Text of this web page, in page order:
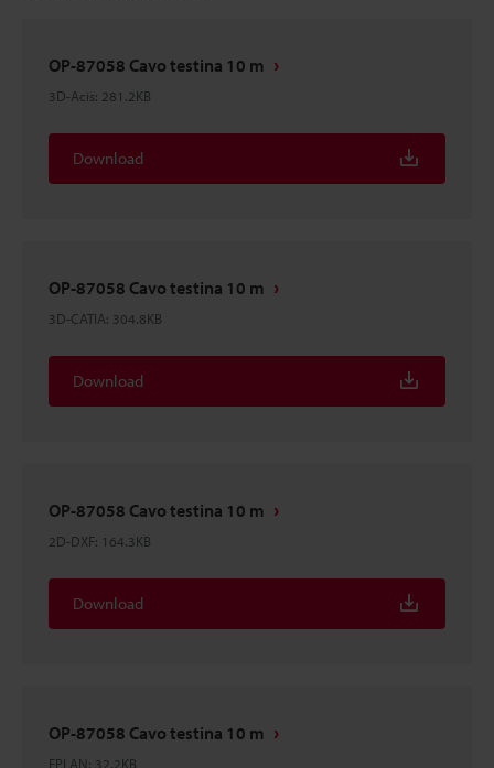
OP-87058 Cavo testina 10 m
3D-Acis: 281.2KB
Download
OP-87058 Cavo testina 10 m
3D-CATIA: 304.8KB
Download
OP-87058 Cavo testina 10 m
2D-DXF: 164.3KB
Download
OP-87058 Cavo testina 10 m
EPLAN: 32.2KB